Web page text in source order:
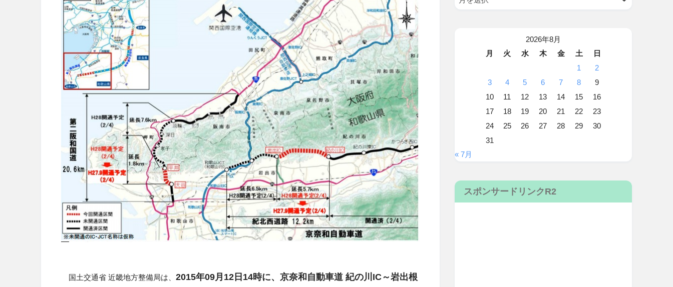
国土交通省 近畿地方整備局は、 2015年09月12日14時に、京奈和自動車道 紀の川IC～岩出根
2026年8月
月
火 水 木 金 土
日
1
2
3
4 5 6 7 8
9
10
11 12 13 14 15
16
17
18 19 20 21 22
23
24
25 26 27 28 29
30
31
« 7月
スポンサードリンクR2